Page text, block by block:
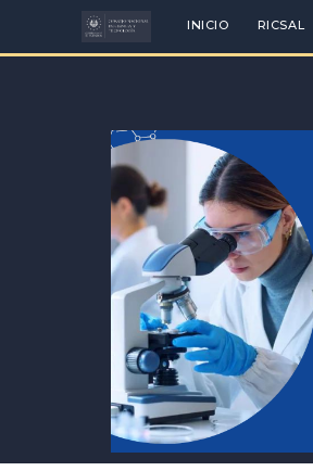
INICIO RICSAL